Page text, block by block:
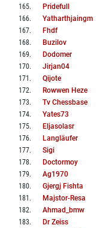
165. Pridefull
166. Yatharthjaingm
167. Fhdf
168. Buzilov
169. Dodomer
170. Jirjan04
171 . Qijote
172. Rowwen Heze
173. Tv Chessbase
174. Yates73
175. Eljasolasr
176. Langläufer
177. Sigi
178. Doctormoy
179. Ag1970
180. Gjergj Fishta
181 . Majstor-Resa
182. Ahmad_bmw
183. Dr Zeiss